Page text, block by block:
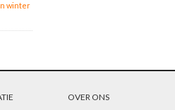
winter
OVER ONS